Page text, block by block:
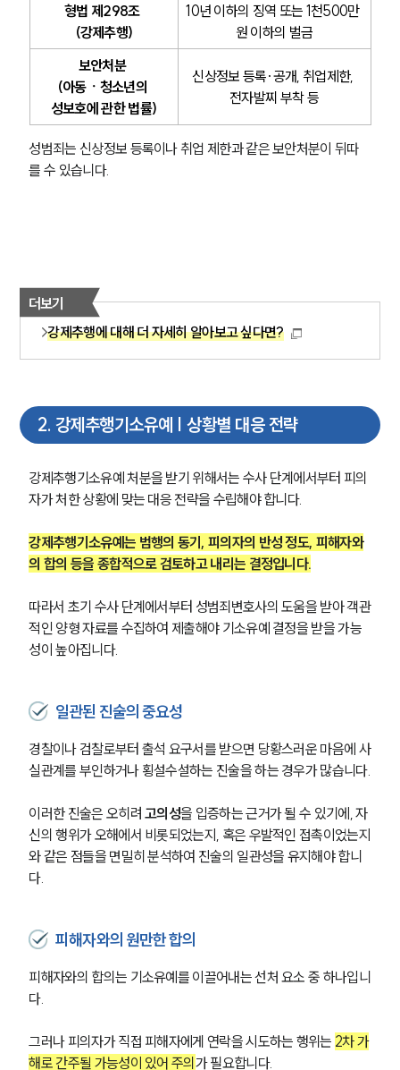
형법 제298조
(강제추행)
10년 이하의 징역 또는 1천500만
원 이하의 벌금
보안처분
(아동ㆍ청소년의
성보호에 관한 법률)
신상정보 등록·공개, 취업제한,
전자발찌 부착 등
성범죄는 신상정보 등록이나 취업 제한과 같은 보안처분이 뒤따
를 수 있습니다.
더보기
강제추행에 대해 더 자세히 알아보고 싶다면?
2. 강제추행기소유예 | 상황별 대응 전략
강제추행기소유예 처분을 받기 위해서는 수사 단계에서부터 피의
자가 처한 상황에 맞는 대응 전략을 수립해야 합니다.
강제추행기소유예는 범행의 동기, 피의자의 반성 정도, 피해자와
의 합의 등을 종합적으로 검토하고 내리는 결정입니다.
따라서 초기 수사 단계에서부터 성범죄변호사의 도움을 받아 객관
적인 양형 자료를 수집하여 제출해야 기소유예 결정을 받을 가능
성이 높아집니다.
일관된 진술의 중요성
경찰이나 검찰로부터 출석 요구서를 받으면 당황스러운 마음에 사
실관계를 부인하거나 횡설수설하는 진술을 하는 경우가 많습니다.
이러한 진술은 오히려 고의성을 입증하는 근거가 될 수 있기에, 자
신의 행위가 오해에서 비롯되었는지, 혹은 우발적인 접촉이었는지
와 같은 점들을 면밀히 분석하여 진술의 일관성을 유지해야 합니
다.
피해자와의 원만한 합의
피해자와의 합의는 기소유예를 이끌어내는 선처 요소 중 하나입니
다.
그러나 피의자가 직접 피해자에게 연락을 시도하는 행위는 2차 가
해로 간주될 가능성이 있어 주의가 필요합니다.